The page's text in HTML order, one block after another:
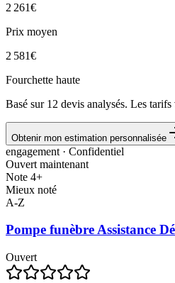
2 261€
Prix moyen
2 581€
Fourchette haute
Basé sur 12 devis analysés. Les
Obtenir mon estimation personnalisée
engagement · Confidentiel
Ouvert maintenant
Note 4+
Mieux noté
A-Z
Pompe funèbre Assistance
Ouvert